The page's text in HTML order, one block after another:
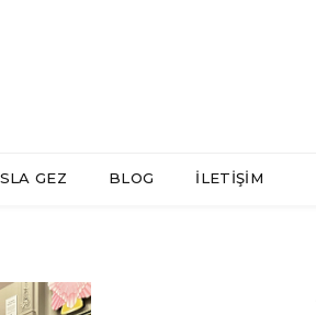
GEZ BLOG İLETİŞİM